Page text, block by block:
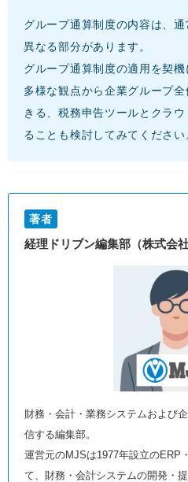
グループ通算制度の内容は、
異なる部分があります。
グループ通算制度の適用を契機
多様な観点から企業グループ
きる、税務申告ツールとクラ
ることも検討してみてください
著者
経理ドリブン編集部（株式会
財務・会計・業務システムおよび
信する編集部。
運営元のMJSは1977年設立のERP
て、財務・会計システムの開発・